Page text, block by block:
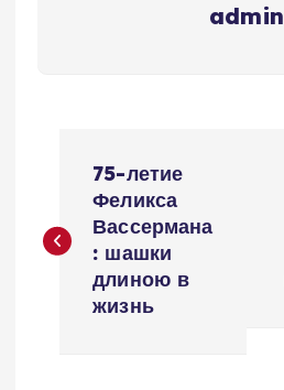
admin
в
75-летие
Феликса
Вассермана
: шашки
длиною в
жизнь